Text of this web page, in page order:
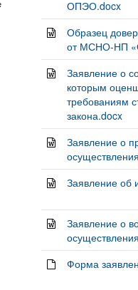
ОПЭО.docx
Образец
от МСНО-НП
Заявление о
которым
требованиям
закона.docx
Заявление о
Заявление об
Заявление о
Форма